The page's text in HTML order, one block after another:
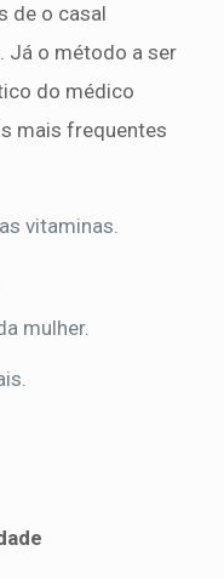
de o casal
Já o método a ser
do médico
mais frequentes
vitaminas.
mulher.